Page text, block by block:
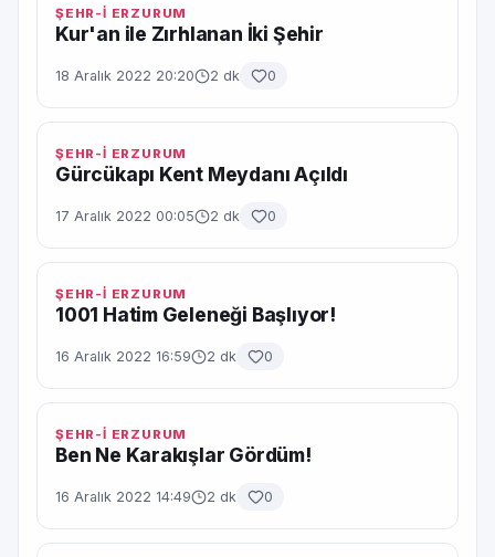
ŞEHR-İ ERZURUM
Kur'an ile Zırhlanan İki Şehir
18 Aralık 2022 20:20 2 dk 0
ŞEHR-İ ERZURUM
Gürcükapı Kent Meydanı Açıldı
17 Aralık 2022 00:05 2 dk 0
ŞEHR-İ ERZURUM
1001 Hatim Geleneği Başlıyor!
16 Aralık 2022 16:59 2 dk 0
ŞEHR-İ ERZURUM
Ben Ne Karakışlar Gördüm!
16 Aralık 2022 14:49 2 dk 0